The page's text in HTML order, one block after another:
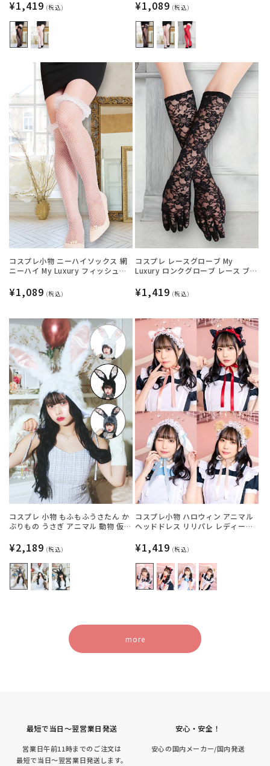
レディース フリーサイズ ブラック
【クリアストーン】
通
常
価
格
¥1,419 (税込)
ド レディース フリーサイズ ブラッ
ク【クリアストーン】
通
常
価
格
¥1,089 (税込)
コスプレ小物 ニーハイソックス 網
ニーハイ My Luxury フィッシュネ
リーサイズ ホワイト【クリアスト
ーン】
通
価
格
¥1,089 (税込)
コスプレ レースグローブ My
Luxury ロンクグローブ レース ブラ
ック【クリアストーン】
通
価
¥1,419 (税込)
コスプレ 小物 もふもふうさたん か
ぶりもの うさぎ アニマル 動物 仮装
ック【クリアストーン】
通
常
価
格
¥2,189 (税込)
コスプレ小物 ハロウィン アニマル
ヘッドドレス リリパレ レディース
ぎ/くま【クリアストーン】
通
常
価
格
¥1,419 (税込)
more
最短で当日～翌営業日発送
営業日午前11時までのご注文は
最短で当日～翌営業日発送します。
安心・安全！
安心の国内メーカー/国内発送